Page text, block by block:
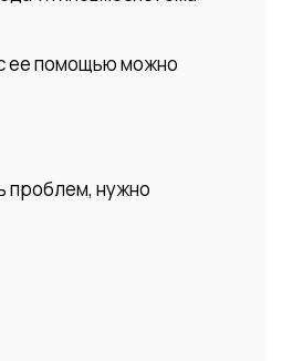
ее помощью можно
проблем, нужно